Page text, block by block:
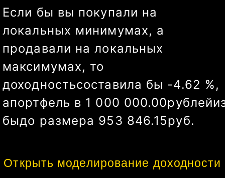
Если бы вы покупали на
локальных минимумах, а
продавали на локальных
максимумах, то
доходностьсоставила бы 17.20 %,
апортфель в 1 000 000.00рублей
быдо размера 1 172 027.97руб.
Открыть моделирование доходности